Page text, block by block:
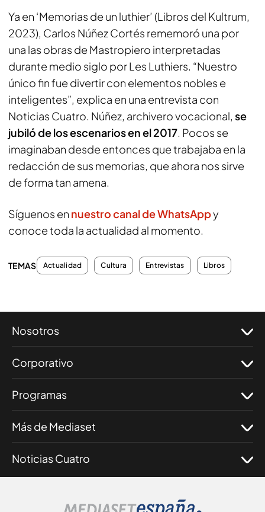
Ya en ‘Memorias de un luthier’ (Libros del Kultrum,
2023), Carlos Núñez Cortés rememoró una por
una las obras de Mastropiero interpretadas
durante medio siglo por Les Luthiers. “Nuestro
único fin fue divertir con elementos nobles e
inteligentes”, explica en una entrevista con
Noticias Cuatro. Núñez, archivero vocacional, se
jubiló de los escenarios en el 2017. Pocos se
imaginaban desde entonces que trabajaba en la
redacción de sus memorias, que ahora nos sirve
de forma tan amena.
Síguenos en nuestro canal de WhatsAppy
conoce toda la actualidad al momento.
TEMAS Actualidad Cultura Entrevistas Libros
Nosotros
Corporativo
Programas
Más de Mediaset
Noticias Cuatro